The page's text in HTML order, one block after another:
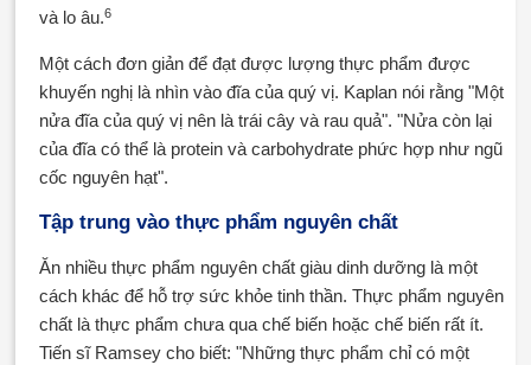
và lo âu.6
Một cách đơn giản để đạt được lượng thực phẩm được
khuyến nghị là nhìn vào đĩa của quý vị. Kaplan nói rằng "Một
nửa đĩa của quý vị nên là trái cây và rau quả". "Nửa còn lại
của đĩa có thể là protein và carbohydrate phức hợp như ngũ
cốc nguyên hạt".
Tập trung vào thực phẩm nguyên chất
Ăn nhiều thực phẩm nguyên chất giàu dinh dưỡng là một
cách khác để hỗ trợ sức khỏe tinh thần. Thực phẩm nguyên
chất là thực phẩm chưa qua chế biến hoặc chế biến rất ít.
Tiến sĩ Ramsey cho biết: "Những thực phẩm chỉ có một